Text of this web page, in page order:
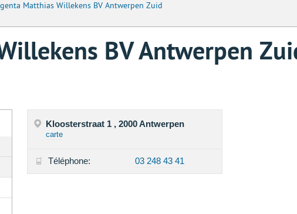
Matthias Willekens BV Antwerpen Zuid
BV Antwerpen
Kloosterstraat 1 , 2000 Antwerpen
carte
Téléphone: 03 248 43 41